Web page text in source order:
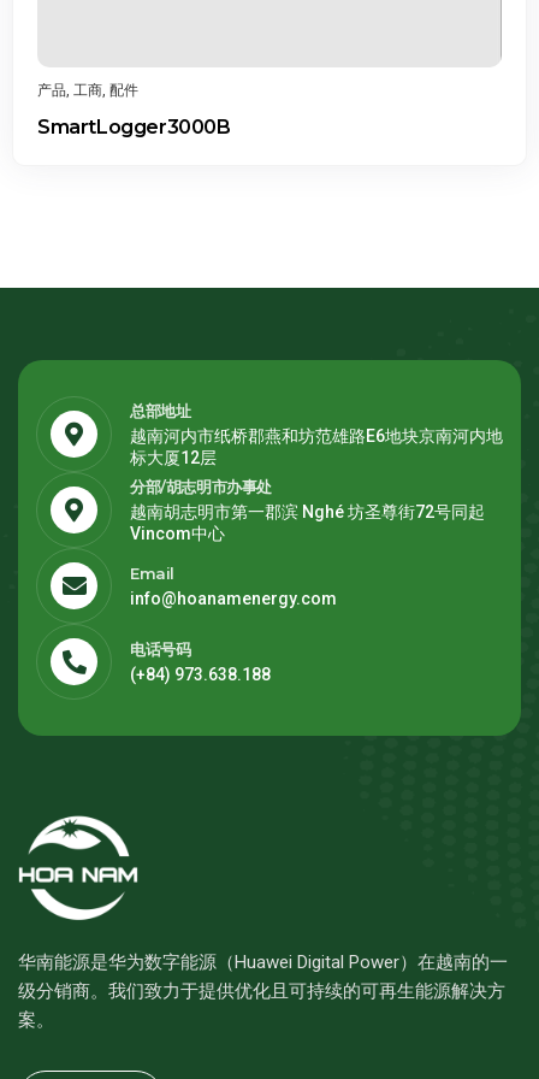
工商,配件
总部地址
越南河内市纸桥郡燕和坊范雄路E6地块京南河内地
标大厦12层
分部/胡志明市办事处
越南胡志明市第一郡滨 Nghé 坊圣尊街72号同起
Vincom中心
Email
info@hoanamenergy.com
电话号码
(+84) 973.638.188
华南能源是华为数字能源（Huawei Digital Power）在越南的一
级分销商。我们致力于提供优化且可持续的可再生能源解决方
案。